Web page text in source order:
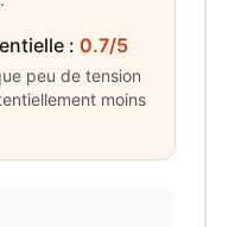
: 0.7/5
peu de tension
moins